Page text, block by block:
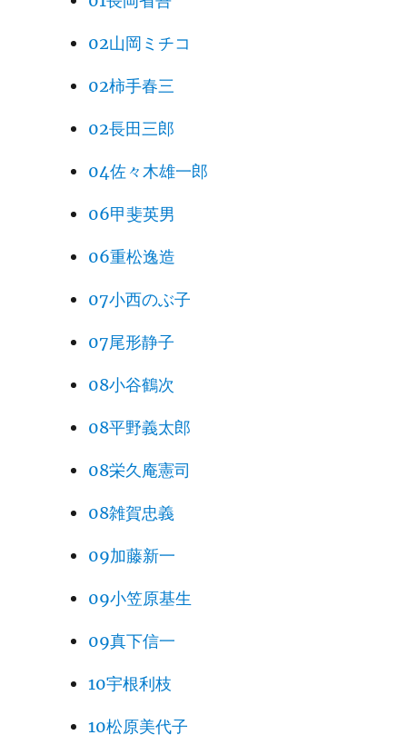
02山岡ミチコ
02柿手春三
02長田三郎
04佐々木雄一郎
06甲斐英男
06重松逸造
07小西のぶ子
07尾形静子
08小谷鶴次
08平野義太郎
08栄久庵憲司
08雑賀忠義
09加藤新一
09小笠原基生
09真下信一
10宇根利枝
10松原美代子